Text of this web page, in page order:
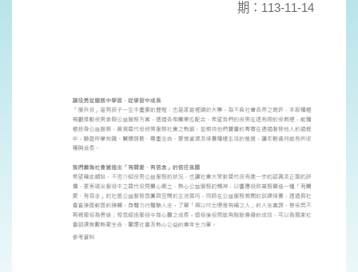
期：113-11-14